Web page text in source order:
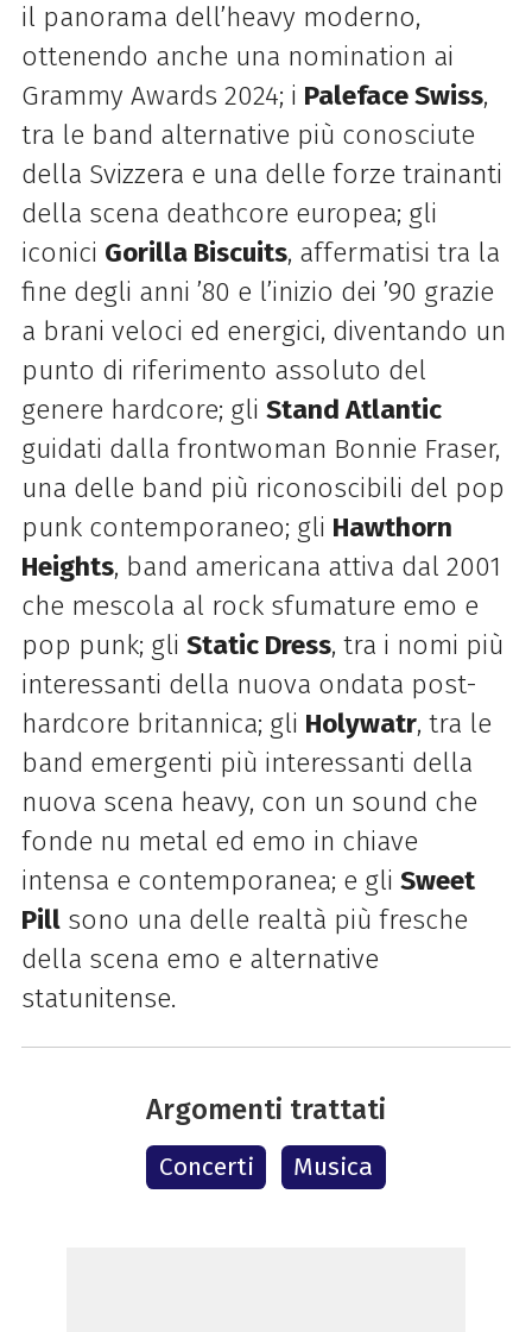
il panorama dell’heavy moderno,
ottenendo anche una nomination ai
Grammy Awards 2024; i Paleface Swiss,
tra le band alternative più conosciute
della Svizzera e una delle forze trainanti
della scena deathcore europea; gli
iconici Gorilla Biscuits, affermatisi tra la
fine degli anni ’80 e l’inizio dei ’90 grazie
a brani veloci ed energici, diventando un
punto di riferimento assoluto del
genere hardcore; gli Stand Atlantic
guidati dalla frontwoman Bonnie Fraser,
una delle band più riconoscibili del pop
punk contemporaneo; gli Hawthorn
Heights, band americana attiva dal 2001
che mescola al rock sfumature emo e
pop punk; gli Static Dress, tra i nomi più
interessanti della nuova ondata post-
hardcore britannica; gli Holywatr, tra le
band emergenti più interessanti della
nuova scena heavy, con un sound che
fonde nu metal ed emo in chiave
intensa e contemporanea; e gli Sweet
Pillsono una delle realtà più fresche
della scena emo e alternative
statunitense.
Argomenti trattati
Concerti Musica